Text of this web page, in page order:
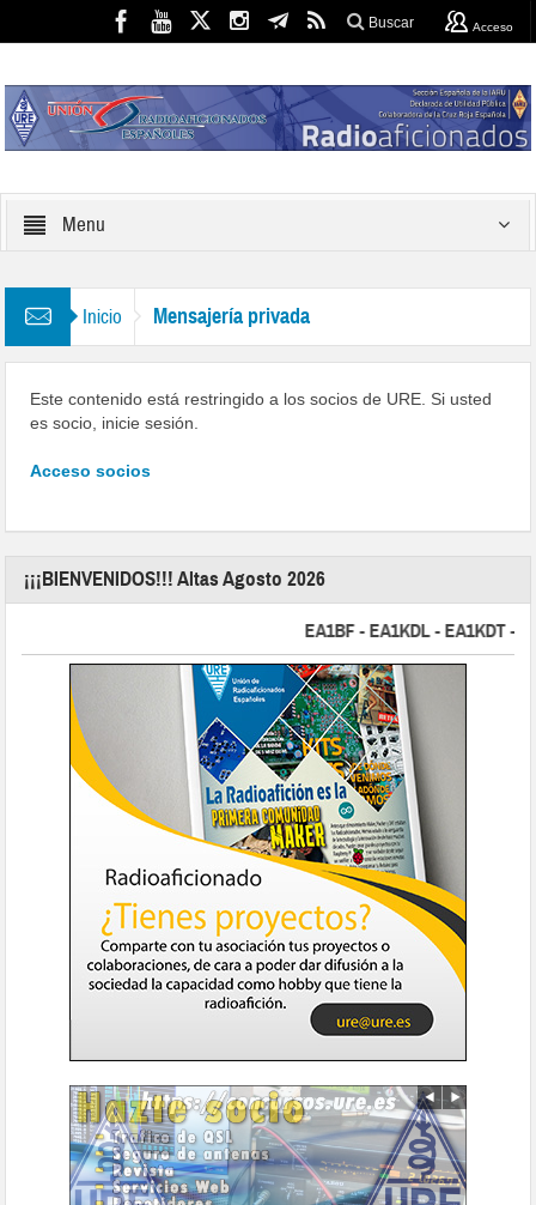
Buscar Acceso
Menu
Inicio Mensajería privada
Este contenido está restringido a los socios de URE. Si usted
es socio, inicie sesión.
Acceso socios
¡¡¡BIENVENIDOS!!! Altas Agosto 2026
EA1BF - EA1KDL - EA1KDT -